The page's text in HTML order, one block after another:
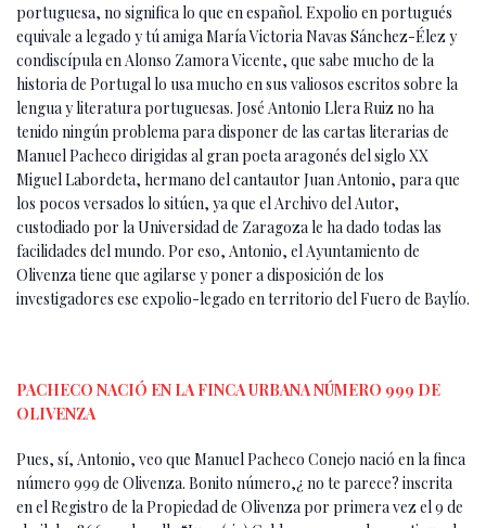
portuguesa, no significa lo que en español. Expolio en portugués
equivale a legado y tú amiga María Victoria Navas Sánchez-Élez y
condiscípula en Alonso Zamora Vicente, que sabe mucho de la
historia de Portugal lo usa mucho en sus valiosos escritos sobre la
lengua y literatura portuguesas. José Antonio Llera Ruiz no ha
tenido ningún problema para disponer de las cartas literarias de
Manuel Pacheco dirigidas al gran poeta aragonés del siglo XX
Miguel Labordeta, hermano del cantautor Juan Antonio, para que
los pocos versados lo sitúen, ya que el Archivo del Autor,
custodiado por la Universidad de Zaragoza le ha dado todas las
facilidades del mundo. Por eso, Antonio, el Ayuntamiento de
Olivenza tiene que agilarse y poner a disposición de los
investigadores ese expolio-legado en territorio del Fuero de Baylío.
PACHECO NACIÓ EN LA FINCA URBANA NÚMERO 999 DE
OLIVENZA
Pues, sí, Antonio, veo que Manuel Pacheco Conejo nació en la finca
número 999 de Olivenza. Bonito número,¿ no te parece? inscrita
en el Registro de la Propiedad de Olivenza por primera vez el 9 de